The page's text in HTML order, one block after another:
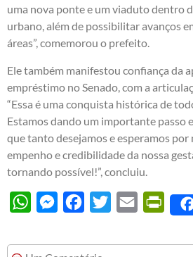
uma nova ponte e um viaduto dentro
urbano, além de possibilitar avanços
áreas”, comemorou o prefeito.
Ele também manifestou confiança da
empréstimo no Senado, com a
“Essa é uma conquista histórica de
Estamos dando um importante passo
que tanto desejamos e esperamos
empenho e credibilidade da nossa
tornando possível!”, concluiu.
WhatsAppMessengerFacebook
Twitter Email